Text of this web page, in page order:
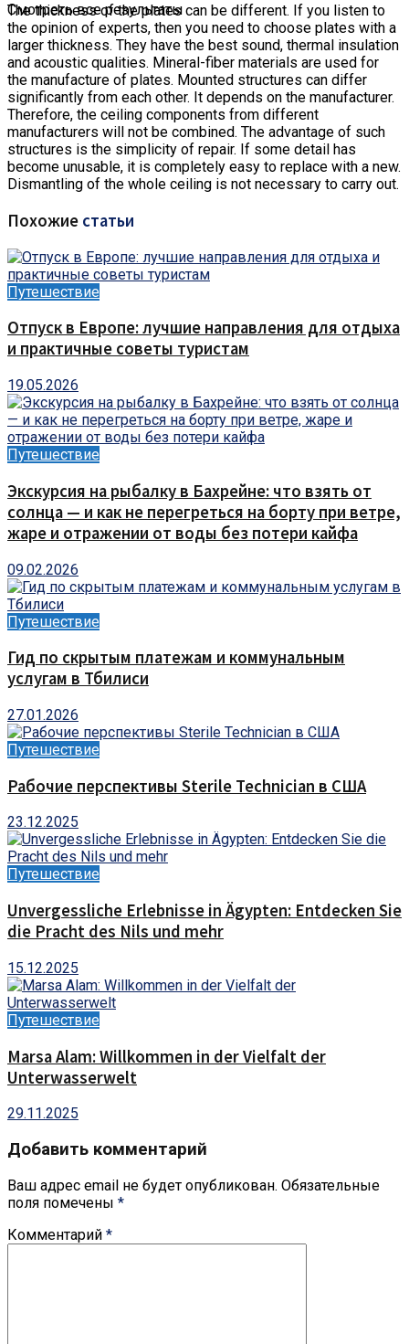
Смотреть все результаты
The thickness of the plates can be different. If you listen to
the opinion of experts, then you need to choose plates with a
larger thickness. They have the best sound, thermal insulation
and acoustic qualities. Mineral-fiber materials are used for
the manufacture of plates. Mounted structures can differ
significantly from each other. It depends on the manufacturer.
Therefore, the ceiling components from different
manufacturers will not be combined. The advantage of such
structures is the simplicity of repair. If some detail has
become unusable, it is completely easy to replace with a new.
Dismantling of the whole ceiling is not necessary to carry out.
Похожие статьи
Путешествие
Отпуск в Европе: лучшие направления для отдыха
и практичные советы туристам
19.05.2026
Путешествие
Экскурсия на рыбалку в Бахрейне: что взять от
солнца — и как не перегреться на борту при ветре,
жаре и отражении от воды без потери кайфа
09.02.2026
Путешествие
Гид по скрытым платежам и коммунальным
услугам в Тбилиси
27.01.2026
Путешествие
Рабочие перспективы Sterile Technician в США
23.12.2025
Путешествие
Unvergessliche Erlebnisse in Ägypten: Entdecken Sie
die Pracht des Nils und mehr
15.12.2025
Путешествие
Marsa Alam: Willkommen in der Vielfalt der
Unterwasserwelt
29.11.2025
Добавить комментарий
Ваш адрес email не будет опубликован. Обязательные
поля помечены *
Комментарий *